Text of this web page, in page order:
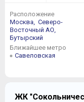
Расположение
Москва, Северо-
Восточный АО,
Бутырский
Ближайшее метро
Савеловская
ЖК